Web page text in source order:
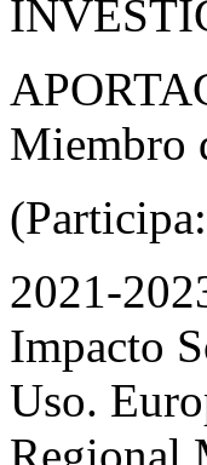
Miembro
2021-
Impacto
Uso.
Regional